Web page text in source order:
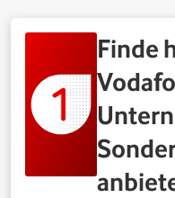
Finde